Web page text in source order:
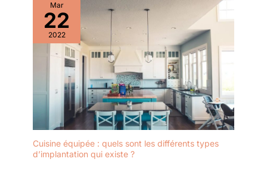
Mar
22
2022
Cuisine équipée : quels sont les différents types
d’implantation qui existe ?